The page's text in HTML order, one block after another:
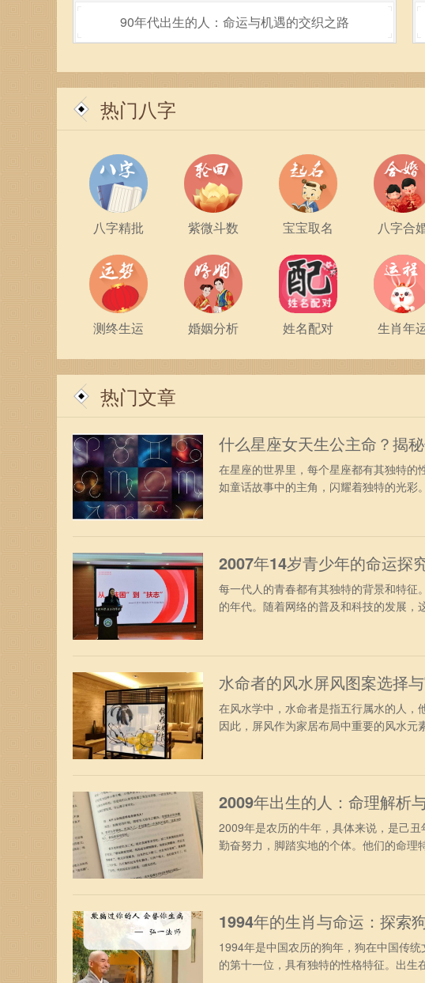
90年代出生的人：命运与机遇的交织之路
热门八字
八字精批 紫微斗数 宝宝取名 八字合
测终生运 婚姻分析 姓名配对 生肖年
热门文章
什么星座女天生公主命？揭
在星座的世界里，每个星座都有其独特
如童话故事中的主角，闪耀着独特的光彩
2007年14岁青少年的命运探
每一代人的青春都有其独特的背景和特
的年代。随着网络的普及和科技的发展，
水命者的风水屏风图案选择
在风水学中，水命者是指五行属水的人，
因此，屏风作为家居布局中重要的风水元
2009年出生的人：命理解析
2009年是农历的牛年，具体来说，是己
勤奋努力，脚踏实地的个体。他们的命理
1994年的生肖与命运：探索
1994年是中国农历的狗年，狗在中国传
的第十一位，具有独特的性格特征。出生